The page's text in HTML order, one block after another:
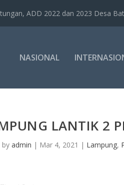
ADD 2022 dan 2023 Desa
NASIONAL
LANTIK 2
by admin | Mar 4, 2021 | Lampung,